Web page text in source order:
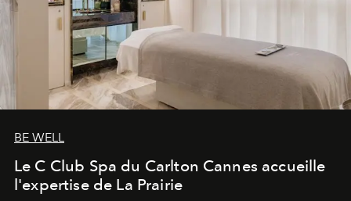
BE WELL
Le C Club Spa du Carlton Cannes accueille
l'expertise de La Prairie